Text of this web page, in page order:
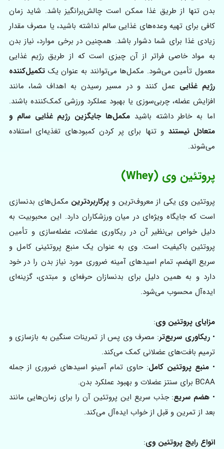
بدن تنها از طریق غذا ممکن است چالش‌برانگیز باشد. شاید زمان
کافی برای تهیه وعده‌های غذایی سالم نداشته باشید، یا مصرف مقدار
زیادی غذا برای شما دشوار باشد. همچنین در برخی موارد، نیاز بدن
به مواد خاصی فراتر از آن چیزی است که از طریق رژیم غذایی
معمول تأمین می‌شود. مکمل‌ها می‌توانند به عنوان یکتکمیل‌کننده
رژیم غذایی عمل کنند و در مسیر رسیدن به اهداف شما، مانند
افزایش عضله، چربی‌سوزی یا بهبود عملکرد ورزشی کمک‌کننده باشند.
اما به خاطر داشته باشید مکمل‌ها جایگزین رژیم غذایی سالم و
متعادل نیستند و تنها برای پر کردن کمبودهای تغذیه‌ای استفاده
می‌شوند.
پروتئین وی (Whey)
پروتئین وی یکی از معروف‌ترین و پرکاربردترین مکمل‌های بدنسازی
است که جایگاه ویژه‌ای در میان ورزشکاران دارد. این محبوبیت به
دلیل خواص بی‌نظیر آن در ریکاوری عضلات، عضله‌سازی و تأمین
پروتئین باکیفیت است. وی به عنوان یک منبع پروتئینی کامل و
سریع‌ الهضم، تمام اسیدهای آمینه ضروری مورد نیاز بدن را در خود
دارد و به همین دلیل برای بدنسازان حرفه‌ای و مبتدی، گزینه‌ای
ایده‌آل محسوب می‌شود.
مزایای پروتئین وی:
•ریکاوری سریع‌تر: مصرف وی پس از تمرینات سنگین به بازسازی و
ترمیم بافت‌های عضلانی کمک می‌کند.
• منبع پروتئین کامل: حاوی تمام آمینو اسیدهای ضروری از جمله
BCAA برای سنتز عضلات و بهبود عملکرد بدن.
• هضم سریع: جذب سریع این پروتئین آن را برای زمان‌هایی مانند
بعد از تمرین و قبل از خواب ایده‌آل می‌کند.
انواع رایج پروتئین وی: